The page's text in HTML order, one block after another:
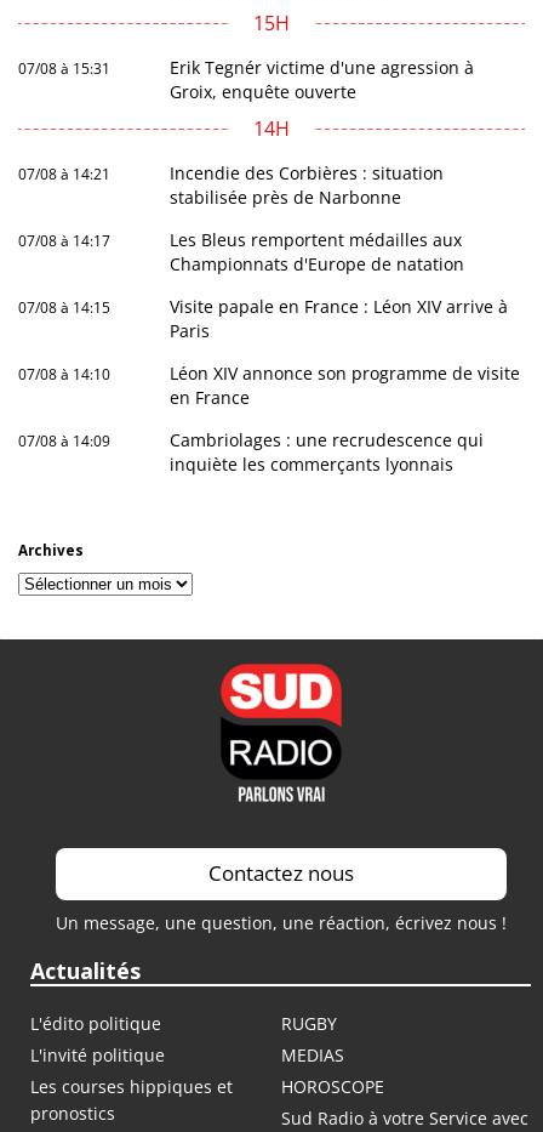
15H
07/08 à 15:31
Erik Tegnér victime d'une agression à
Groix, enquête ouverte
14H
07/08 à 14:21
Incendie des Corbières : situation
stabilisée près de Narbonne
07/08 à 14:17
Les Bleus remportent médailles aux
Championnats d'Europe de natation
07/08 à 14:15
Visite papale en France : Léon XIV arrive à
Paris
07/08 à 14:10
Léon XIV annonce son programme de visite
en France
07/08 à 14:09
Cambriolages : une recrudescence qui
inquiète les commerçants lyonnais
Archives
Archives
Contactez nous
Un message, une question, une réaction, écrivez nous !
Actualités
L'édito politique
RUGBY
L'invité politique
MEDIAS
Les courses hippiques et
pronostics
HOROSCOPE
Sud Radio à votre Service avec